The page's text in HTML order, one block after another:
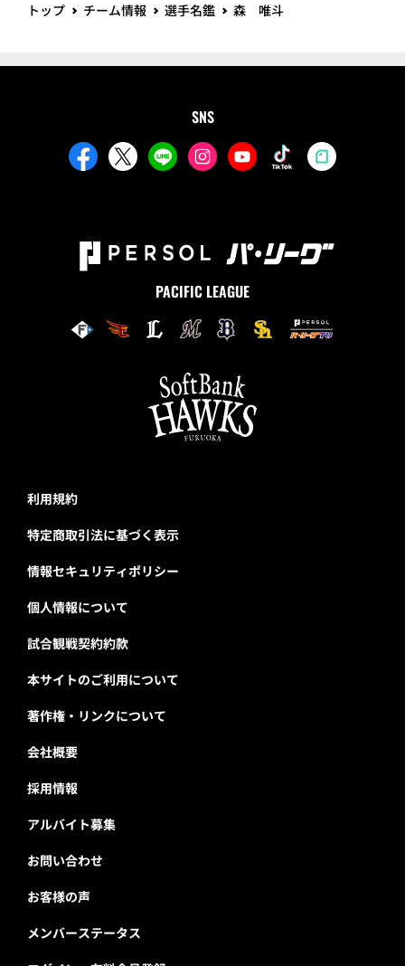
トップ チーム情報 選手名鑑 森 唯斗
SNS
PACIFIC LEAGUE
利用規約
特定商取引法に基づく表示
情報セキュリティポリシー
個人情報について
試合観戦契約約款
本サイトのご利用について
著作権・リンクについて
会社概要
採用情報
アルバイト募集
お問い合わせ
お客様の声
メンバーステータス